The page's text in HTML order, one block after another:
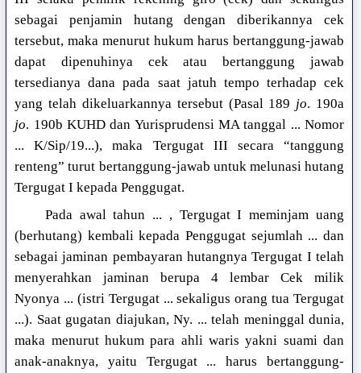
sebagai penjamin hutang dengan diberikannya cek
tersebut, maka menurut hukum harus bertanggung-jawab
dapat dipenuhinya cek atau bertanggung jawab
tersedianya dana pada saat jatuh tempo terhadap cek
yang telah dikeluarkannya tersebut (Pasal 189 jo. 190a
jo. 190b KUHD dan Yurisprudensi MA tanggal ... Nomor
... K/Sip/19...), maka Tergugat III secara “tanggung
renteng” turut bertanggung-jawab untuk melunasi hutang
Tergugat I kepada Penggugat.
Pada awal tahun ... , Tergugat I meminjam uang
(berhutang) kembali kepada Penggugat sejumlah ... dan
sebagai jaminan pembayaran hutangnya Tergugat I telah
menyerahkan jaminan berupa 4 lembar Cek milik
Nyonya ... (istri Tergugat ... sekaligus orang tua Tergugat
...). Saat gugatan diajukan, Ny. ... telah meninggal dunia,
maka menurut hukum para ahli waris yakni suami dan
anak-anaknya, yaitu Tergugat ... harus bertanggung-